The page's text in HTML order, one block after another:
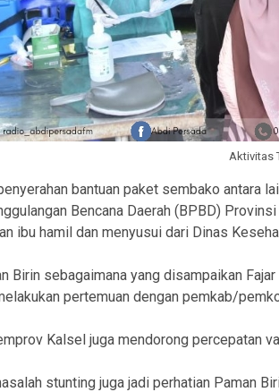
Aktivitas
bantuan paket sembako antara
Bencana Daerah (BPBD)
ibu hamil dan menyusui dari Dinas
Birin sebagaimana yang disampaikan
pertemuan dengan pemkab/
Kalsel juga mendorong percepatan
stunting juga jadi perhatian Paman